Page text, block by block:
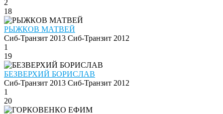
2
18
РЫЖКОВ МАТВЕЙ
Сиб-Транзит 2013 Сиб-Транзит 2012
1
19
БЕЗВЕРХИЙ БОРИСЛАВ
Сиб-Транзит 2013 Сиб-Транзит 2012
1
20